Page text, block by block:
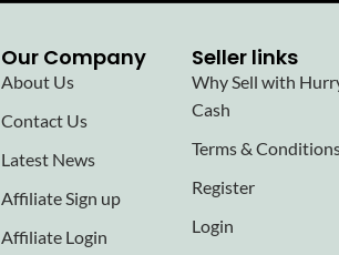
Our Company
About Us
Contact Us
Latest News
Affiliate Sign up
Affiliate Login
Seller links
Why Sell with
Cash
Terms &
Register
Login